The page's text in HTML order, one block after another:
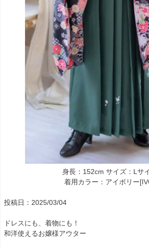
身長：152cm サイズ：Lサ
着用カラー：アイボリー
投稿日：2025/03/04
ドレスにも、着物にも！
和洋使えるお嬢様アウター